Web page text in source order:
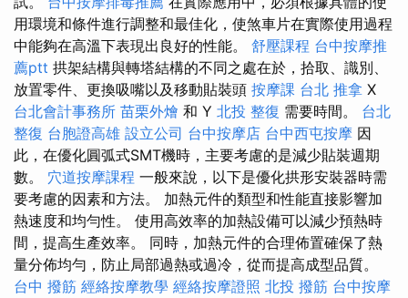
用環境和條件進行調整和最佳化，使煞車片在實際使用過程
中能夠在高溫下表現出良好的性能。 舒壓課程 台中按摩推
薦ptt 拱架結構與轉塔結構的不同之處在於，拾取、識別、
放置零件、更換吸嘴以及移動貼裝頭 按摩課 台北 推拿 X
台北會計事務所 苗栗外燴 和 Y 北投 整復 需要時間。 台北
整復 台胞證高雄 設立公司 台中按摩店 台中西屯按摩 因
此，在優化圓弧式SMT機時，主要考慮的是減少貼裝週期
數。 穴道按摩課程 一般來說，以下是優化拱形安裝器時需
要考慮的因素和方法。 加熱元件的類型和性能直接影響加
熱速度和均勻性。 使用高效率的加熱設備可以減少預熱時
間，提高生產效率。 同時，加熱元件的合理佈置確保了熱
量分佈均勻，防止局部過熱或過冷，從而提高成型品質。
台中 撥筋 經絡按摩教學 經絡按摩證照 北投 撥筋 台中按摩